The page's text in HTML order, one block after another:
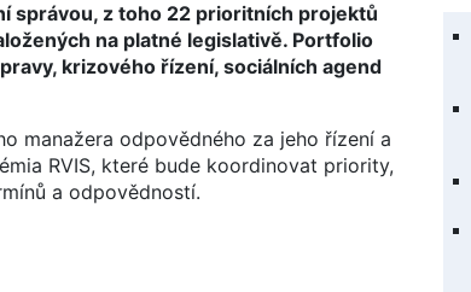
správou, z toho 22 prioritních projektů
na platné legislativě. Portfolio
krizového řízení, sociálních agend
manažera odpovědného za jeho řízení a
RVIS, které bude koordinovat priority,
a odpovědností.